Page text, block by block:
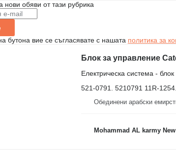
нови обяви от тази рубрика
бутона вие се съгласявате с нашата политика за
Блок за управление
Електрическа система -
521-0791. 5210791 11R-
Обединени арабски
Mohammad AL karmy New Heavy